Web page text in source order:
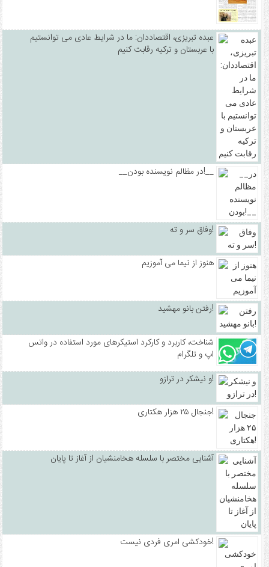
عبده تبریزی، اقتصاددان: ما در شرایط عادی می توانستیم
با عربستان و ترکیه رقابت کنیم
__در مظالم نویسنده بودن!__
وفاق سر و ته!
هنوز از نیما می آموزیم
رفتن بانو مهشید!
شناخت، کاربرد و کارکرد استیکرهای مورد استفاده در واتس
اپ و تلگرام
و نیشکر در ترازو!
جنجال ۲۵ هزار هکتاری!
آشنایی مختصر با سلسله هخامنشیان از آغاز تا پایان
خودکشی امری فردی نیست!